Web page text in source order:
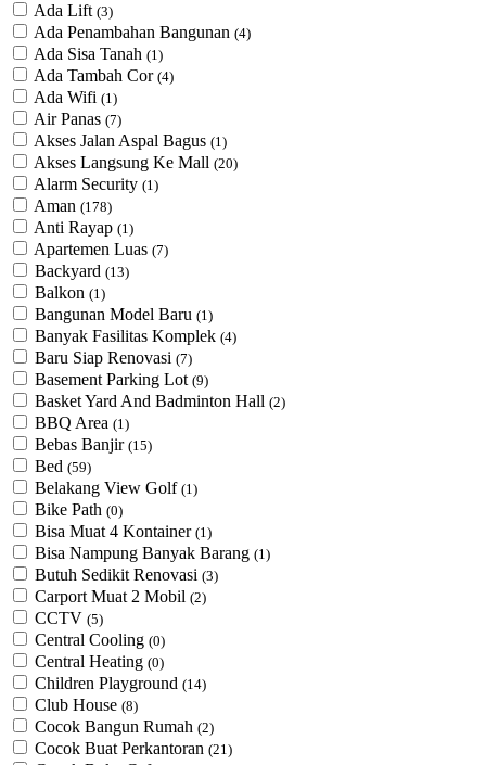
Ada Lift (3)
Ada Penambahan Bangunan (4)
Ada Sisa Tanah (1)
Ada Tambah Cor (4)
Ada Wifi (1)
Air Panas (7)
Akses Jalan Aspal Bagus (1)
Akses Langsung Ke Mall (20)
Alarm Security (1)
Aman (178)
Anti Rayap (1)
Apartemen Luas (7)
Backyard (13)
Balkon (1)
Bangunan Model Baru (1)
Banyak Fasilitas Komplek (4)
Baru Siap Renovasi (7)
Basement Parking Lot (9)
Basket Yard And Badminton Hall (2)
BBQ Area (1)
Bebas Banjir (15)
Bed (59)
Belakang View Golf (1)
Bike Path (0)
Bisa Muat 4 Kontainer (1)
Bisa Nampung Banyak Barang (1)
Butuh Sedikit Renovasi (3)
Carport Muat 2 Mobil (2)
CCTV (5)
Central Cooling (0)
Central Heating (0)
Children Playground (14)
Club House (8)
Cocok Bangun Rumah (2)
Cocok Buat Perkantoran (21)